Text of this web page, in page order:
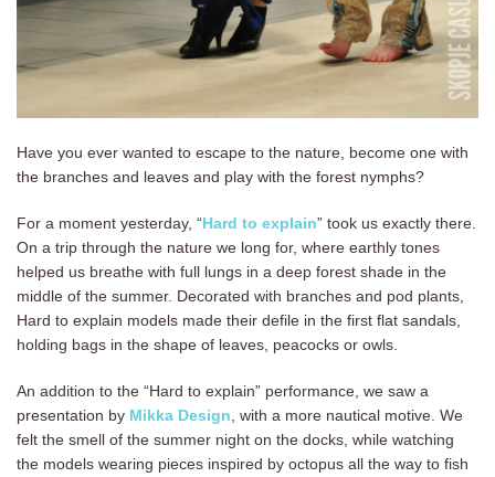
Have you ever wanted to escape to the nature, become one with
the branches and leaves and play with the forest nymphs?
For a moment yesterday, “Hard to explain” took us exactly there.
On a trip through the nature we long for, where earthly tones
helped us breathe with full lungs in a deep forest shade in the
middle of the summer. Decorated with branches and pod plants,
Hard to explain models made their defile in the first flat sandals,
holding bags in the shape of leaves, peacocks or owls.
An addition to the “Hard to explain” performance, we saw a
presentation by Mikka Design , with a more nautical motive. We
felt the smell of the summer night on the docks, while watching
the models wearing pieces inspired by octopus all the way to fish